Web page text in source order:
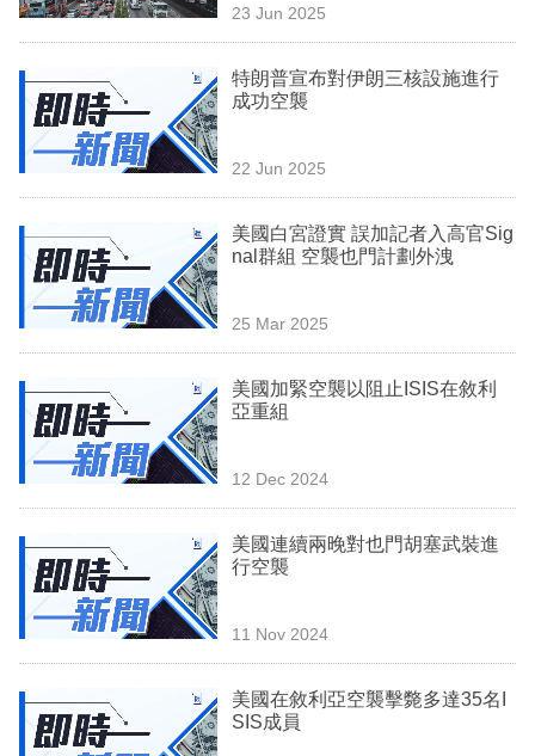
科
技
場
生
時
事
訂
閱
23 Jun 2025
特朗普宣布對伊朗三核設施進行
成功空襲
22 Jun 2025
美國白宮證實 誤加記者入高官Sig
nal群組 空襲也門計劃外洩
25 Mar 2025
美國加緊空襲以阻止ISIS在敘利
亞重組
12 Dec 2024
美國連續兩晚對也門胡塞武裝進
行空襲
11 Nov 2024
美國在敘利亞空襲擊斃多達35名I
SIS成員